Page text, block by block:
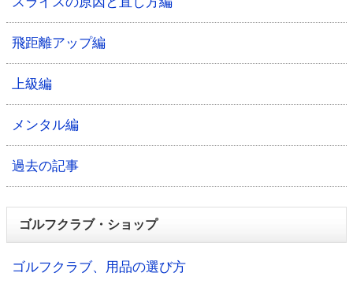
飛距離アップ編
上級編
メンタル編
過去の記事
ゴルフクラブ・ショップ
ゴルフクラブ、用品の選び方